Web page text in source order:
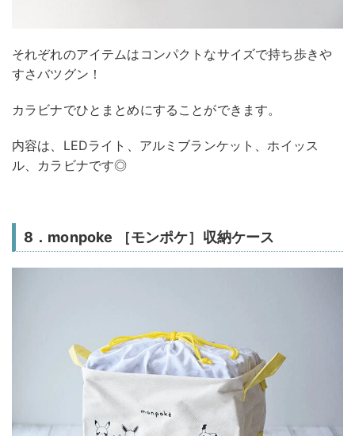
それぞれのアイテムはコンパクトなサイズで持ち歩きや
すさバツグン！
カラビナでひとまとめにすることができます。
内容は、LEDライト、アルミブランケット、ホイッス
ル、カラビナです◎
8．monpoke ［モンポケ］収納ケース